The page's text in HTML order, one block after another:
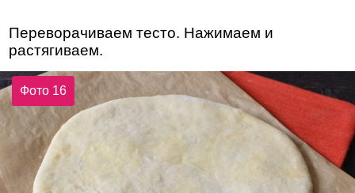
Переворачиваем тесто. Нажимаем и
растягиваем.
Фото 16